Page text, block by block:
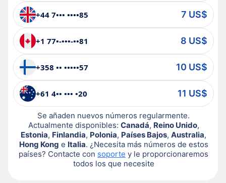
+44 7••• ••••85 7 US$
+1 77•-•••-••81 8 US$
+358 •• •••••57 10 US$
+61 4•• ••• •20 11 US$
Se añaden nuevos números regularmente.
Actualmente disponibles: Canadá, Reino Unido,
Estonia, Finlandia, Polonia, Países Bajos, Australia,
Hong Kong e Italia. ¿Necesita más números de estos
países? Contacte con soporte y le proporcionaremos
todos los que necesite